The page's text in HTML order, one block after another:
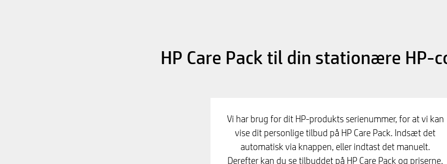
HP Care Pack til din stationære HP-
Vi har brug for dit HP-produkts serienummer, for at vi kan
vise dit personlige tilbud på HP Care Pack. Indsæt det
automatisk via knappen, eller indtast det manuelt.
Derefter kan du se tilbuddet på HP Care Pack og priserne.